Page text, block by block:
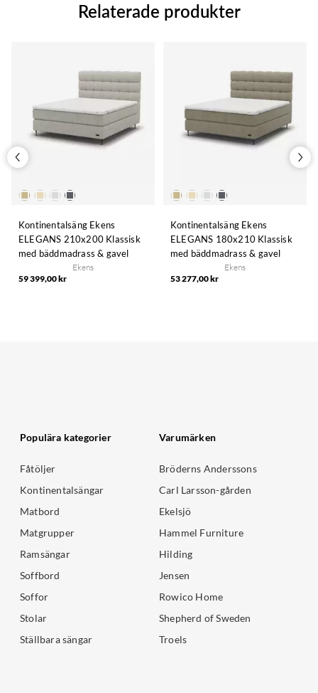
Relaterade produkter
Kontinentalsäng Ekens
ELEGANS 210x200 Klassisk
med bäddmadrass & gavel
Ekens
59 399,00 kr
Kontinentalsäng Ekens
ELEGANS 180x210 Klassisk
med bäddmadrass & gavel
Ekens
53 277,00 kr
Populära kategorier
Fåtöljer
Kontinentalsängar
Matbord
Matgrupper
Ramsängar
Soffbord
Soffor
Stolar
Ställbara sängar
Varumärken
Bröderns Anderssons
Carl Larsson-gården
Ekelsjö
Hammel Furniture
Hilding
Jensen
Rowico Home
Shepherd of Sweden
Troels